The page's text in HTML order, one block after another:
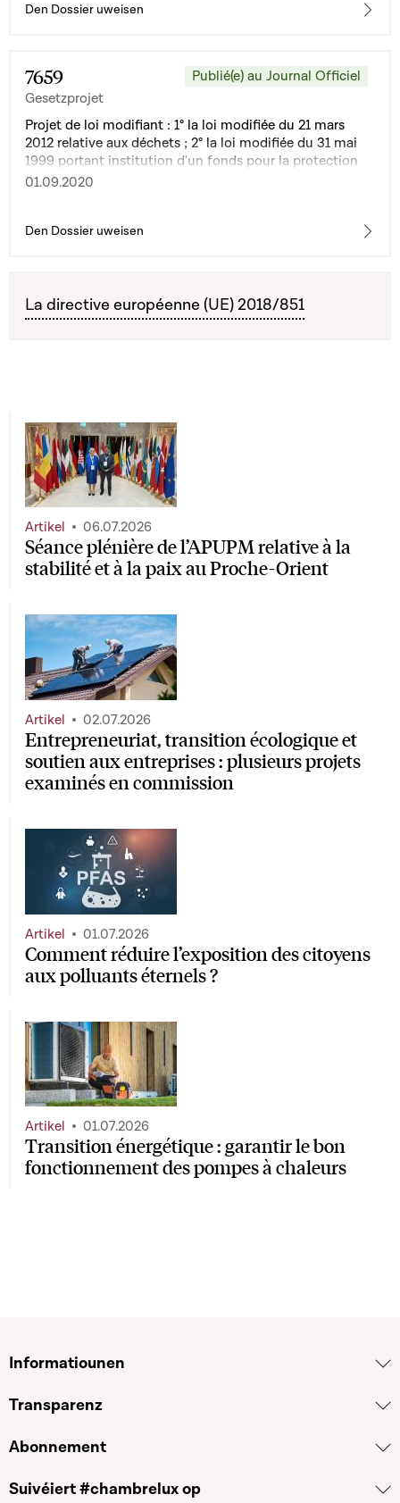
Den Dossier uweisen
7659
Gesetzprojet
Publié(e) au Journal Officiel
Projet de loi modifiant : 1° la loi modifiée du 21 mars
2012 relative aux déchets ; 2° la loi modifiée du 31 mai
1999 portant institution d'un fonds pour la protection
de l'environnement
01.09.2020
Den Dossier uweisen
La directive européenne (UE) 2018/851
Séance plénière de l’APUPM relative à la
stabilité et à la paix au Proche-Orient
Artikel 06.07.2026
Entrepreneuriat, transition écologique et
soutien aux entreprises : plusieurs projets
examinés en commission
Artikel 02.07.2026
Comment réduire l’exposition des citoyens
aux polluants éternels ?
Artikel 01.07.2026
Transition énergétique : garantir le bon
fonctionnement des pompes à chaleurs
Artikel 01.07.2026
Informatiounen
Transparenz
Abonnement
Suivéiert #chambrelux op